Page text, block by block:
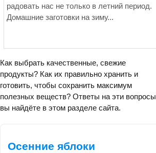
радовать нас не только в летний период.
Домашние заготовки на зиму...
Как выбрать качественные, свежие
продукты? Как их правильно хранить и
готовить, чтобы сохранить максимум
полезных веществ? Ответы на эти вопросы
вы найдёте в этом разделе сайта.
Осенние яблоки